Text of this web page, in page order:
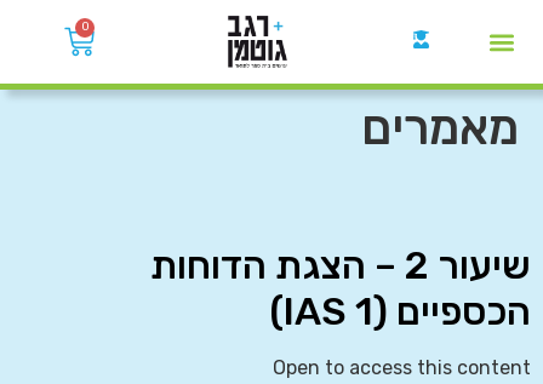
0
מאמרים
שיעור 2 – הצגת הדוחות
הכספיים (IAS 1)
Open to access this content